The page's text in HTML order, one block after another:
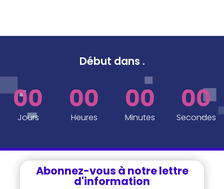
Début dans .
00
Jours
00
Heures
00
Minutes
00
Secondes
Abonnez-vous à notre lettre
d'information